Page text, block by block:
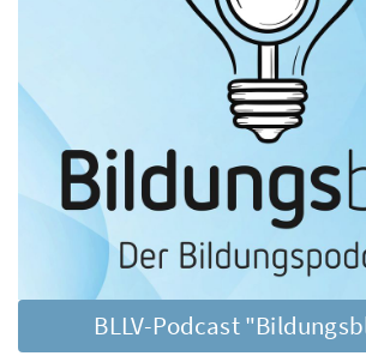
BLLV-Podcast